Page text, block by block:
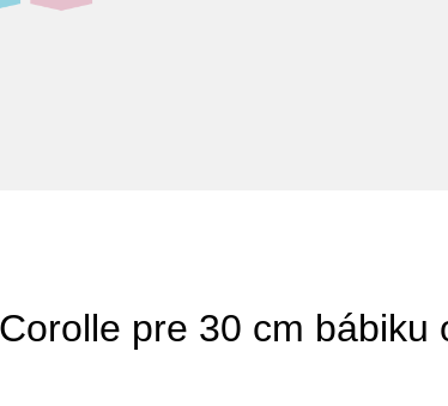
pre 30 cm bábiku